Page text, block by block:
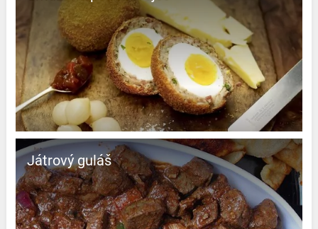
Játrový guláš